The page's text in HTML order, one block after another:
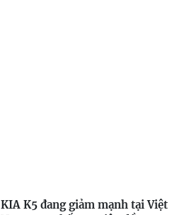
KIA K5 đang giảm mạnh tại Việt